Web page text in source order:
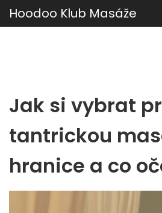
Hoodoo Klub Masáže
Jak si vybrat
tantrickou
hranice a co